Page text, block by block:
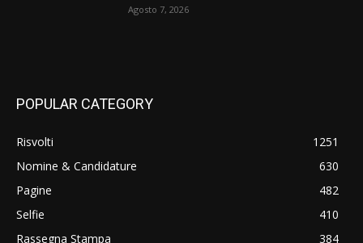
Agosto 7, 2026
POPULAR CATEGORY
Risvolti
1251
Nomine & Candidature
630
Pagine
482
Selfie
410
Rassegna Stampa
384